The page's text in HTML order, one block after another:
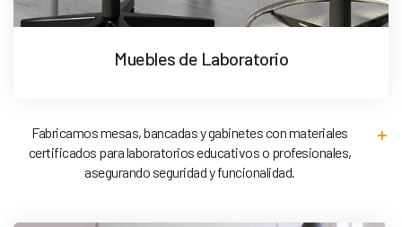
Muebles de Laboratorio
Fabricamos mesas, bancadas y gabinetes con materiales
certificados para laboratorios educativos o profesionales,
asegurando seguridad y funcionalidad.